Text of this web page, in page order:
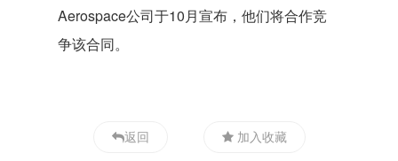
Aerospace公司于10月宣布，他们将合作竞
争该合同。
返回 加入收藏